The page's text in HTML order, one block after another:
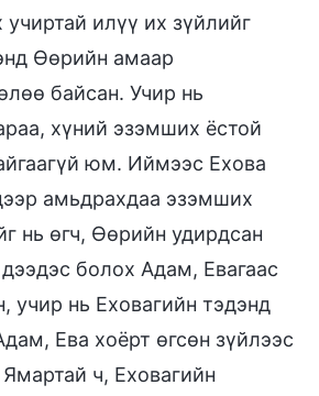
учиртай илүү их зүйлийг
Өөрийн амаар
байсан. Учир нь
хүний эзэмших ёстой
юм. Иймээс Ехова
амьдрахдаа эзэмших
нь өгч, Өөрийн удирдсан
болох Адам, Евагаас
учир нь Еховагийн тэдэнд
Ева хоёрт өгсөн зүйлээс
ч, Еховагийн